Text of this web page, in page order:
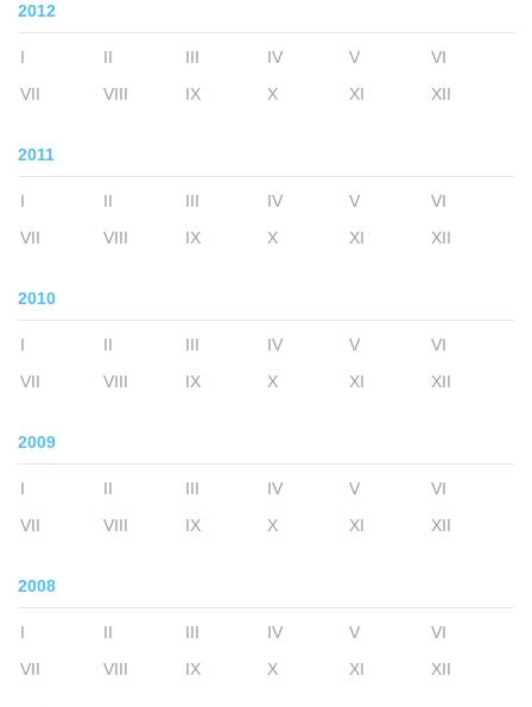
2012
I II III IV V
VI
VII
VIII IX X XI XII
2011
I II III IV V
VI
VII
VIII IX X XI XII
2010
I II III IV V
VI
VII
VIII IX X XI XII
2009
I II III IV V
VI
VII
VIII IX X XI XII
2008
I II III IV V
VI
VII
VIII IX X XI XII